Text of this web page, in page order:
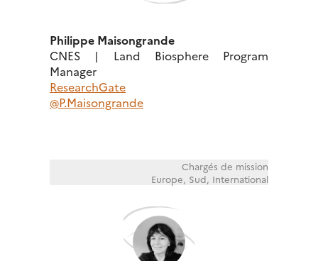
Philippe Maisongrande
CNES | Land Biosphere Program
Manager
ResearchGate
@P.Maisongrande
Chargés de mission
Europe, Sud, International